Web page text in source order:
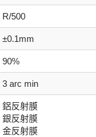
R/500
±0.1mm
90%
3 arc min
鋁反射膜
銀反射膜
金反射膜